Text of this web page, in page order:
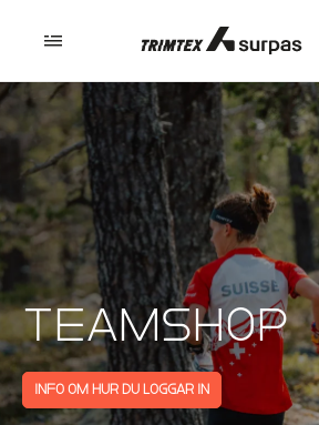
content
Kollektion:
Teamshop
info om hur du loggar in